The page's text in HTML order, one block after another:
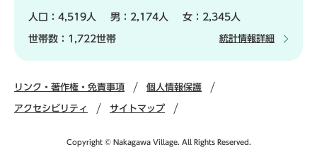
人口： 4,519人 男： 2,174人 女： 2,345人
世帯数： 1,722世帯 統計情報詳細
リンク・著作権・免責事項 個人情報保護
アクセシビリティ サイトマップ
Copyright © Nakagawa Village. All Rights Reserved.